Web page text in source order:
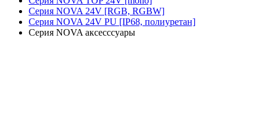
Серия NOVA 24V [RGB, RGBW]
Серия NOVA 24V PU [IP68, полиуретан]
Серия NOVA аксесссуары